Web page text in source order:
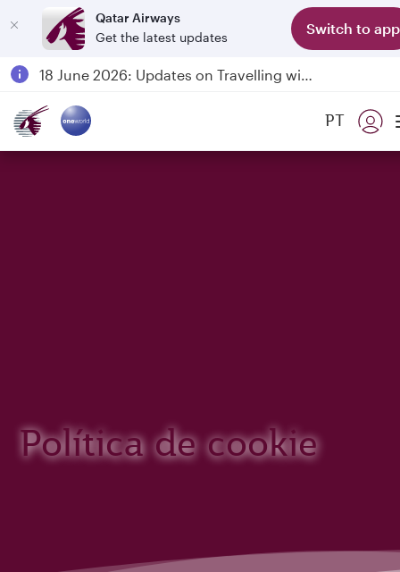
Qatar Airways
Get the latest updates
Switch to app
Passengers flying between Doha and Auckland on QR914 and QR915
18 June 2026: Updates on Travelling with Power Banks
PT
Política de cookie